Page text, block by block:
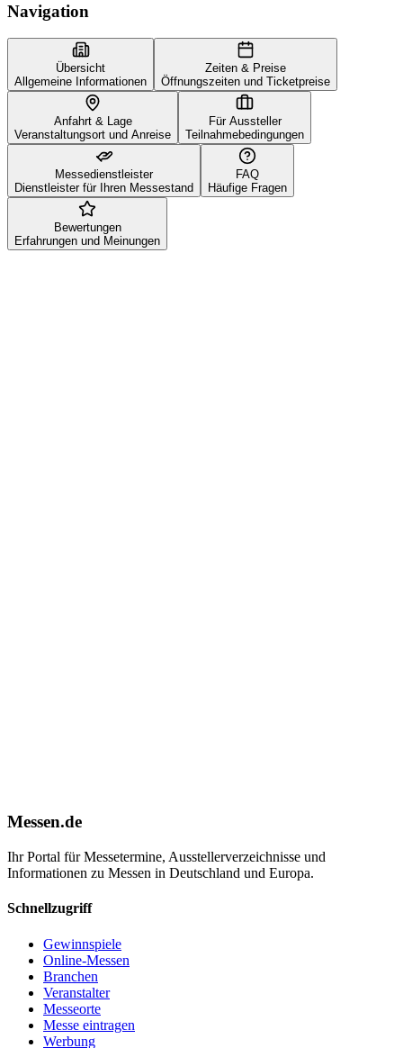
Navigation
Übersicht
Allgemeine Informationen
Zeiten & Preise
Öffnungszeiten und Ticketpreise
Anfahrt & Lage
Veranstaltungsort und Anreise
Für Aussteller
Teilnahmebedingungen
Messedienstleister
Dienstleister für Ihren Messestand
FAQ
Häufige Fragen
Bewertungen
Erfahrungen und Meinungen
Messen.de
Ihr Portal für Messetermine, Ausstellerverzeichnisse und
Informationen zu Messen in Deutschland und Europa.
Schnellzugriff
Gewinnspiele
Online-Messen
Branchen
Veranstalter
Messeorte
Messe eintragen
Werbung